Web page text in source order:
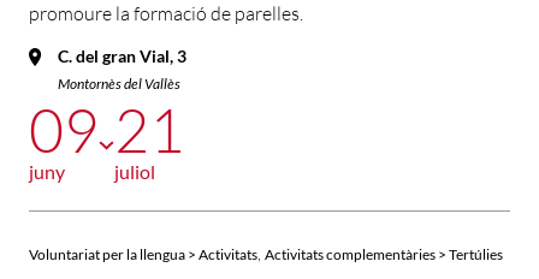
promoure la formació de parelles.
C. del gran Vial, 3
Montornès del Vallès
09
juny
21
juliol
Voluntariat per la llengua > Activitats Activitats complementàries > Tertúlies